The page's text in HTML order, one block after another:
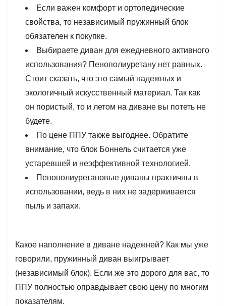
Если важен комфорт и ортопедические
свойства, то независимый пружинный блок
обязателен к покупке.
Выбираете диван для ежедневного активного
использования? Пенополиуретану нет равных.
Стоит сказать, что это самый надежных и
экологичный искусственный материал. Так как
он пористый, то и летом на диване вы потеть не
будете.
По цене ППУ также выгоднее. Обратите
внимание, что блок Боннель считается уже
устаревшей и неэффективной технологией.
Пенополиуретановые диваны практичны в
использовании, ведь в них не задерживается
пыль и запахи.
Какое наполнение в диване надежней? Как мы уже
говорили, пружинный диван выигрывает
(независимый блок). Если же это дорого для вас, то
ППУ полностью оправдывает свою цену по многим
показателям.